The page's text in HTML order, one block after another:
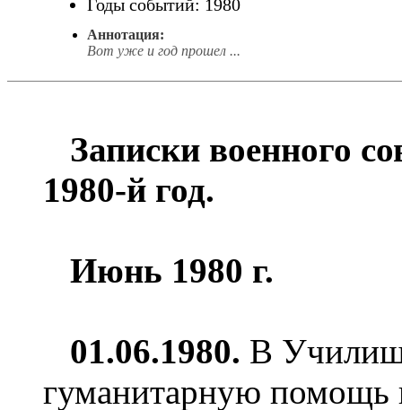
Годы событий: 1980
Аннотация:
Вот уже и год прошел ...
Записки военного
1980-й год.
Июнь 1980 г.
01.06.1980. В
гуманитарную